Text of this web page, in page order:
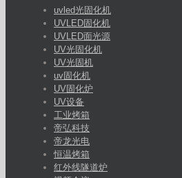
uvled光固化机
UVLED固化机
UVLED面光源
UV光固化机
UV光固机
uv固化机
UV固化炉
UV设备
工业烤箱
帝弘科技
帝龙光电
恒温烤箱
红外线隧道炉